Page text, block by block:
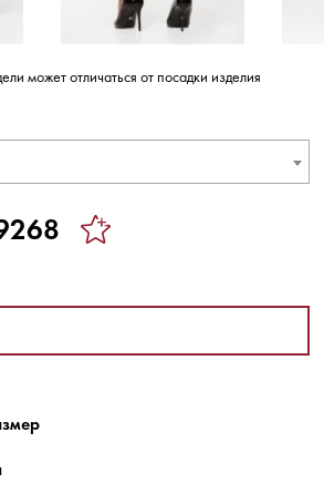
может отличаться от посадки изделия